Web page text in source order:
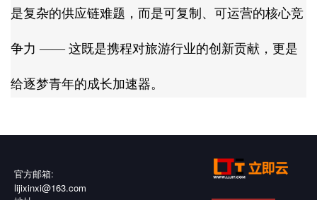
是复杂的供应链难题，而是可复制、可运营的核心竞
争力 —— 这既是携程对旅游行业的创新贡献，更是
给逐梦青年的成长加速器。
官方邮箱:
lijixinxi@163.com